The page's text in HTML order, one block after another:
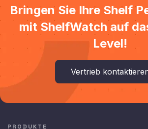
Bringen Sie Ihre Shelf
mit ShelfWatch auf
Level!
Vertrieb
PRODUKTE